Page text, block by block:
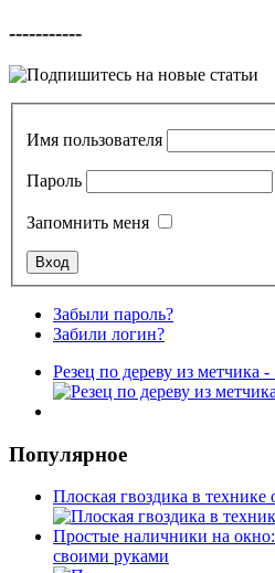
-----------
Имя пользователя
Пароль
Запомнить меня
Забыли пароль?
Забили логин?
Резец по дереву из
Популярное
Плоская гвоздика в
Простые наличники на
своими руками